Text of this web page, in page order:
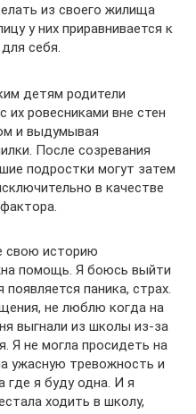
из своего жилища
у них приравнивается к
себя.
детям родители
ровесниками вне стен
и выдумывая
После созревания
подростки могут затем
в качестве
свою историю
помощь. Я боюсь выйти
паника, страх.
не люблю когда на
выгнали из школы из-за
Я не могла просидеть на
ужасную тревожность и
где я буду одна. И я
ходить в школу,